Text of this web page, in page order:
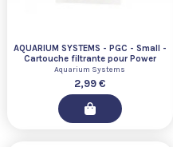
AQUARIUM SYSTEMS - PGC - Small -
Cartouche filtrante pour Power
gravel cleaner
Aquarium Systems
2,99 €